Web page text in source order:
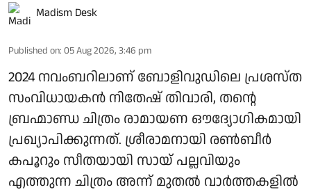
Madism Desk
Published on: 05 Aug 2026, 3:46 pm
2024 നവംബറിലാണ് ബോളിവുഡിലെ പ്രശസ്ത
സംവിധായകൻ നിതേഷ് തിവാരി, തന്റെ
ബ്രഹ്മാണ്ഡ ചിത്രം രാമായണ ഔദ്യോഗികമായി
പ്രഖ്യാപിക്കുന്നത്. ശ്രീരാമനായി രൺബീർ
കപൂറും സീതയായി സായ് പല്ലവിയും
എത്തുന്ന ചിത്രം അന്ന് മുതൽ വാർത്തകളിൽ